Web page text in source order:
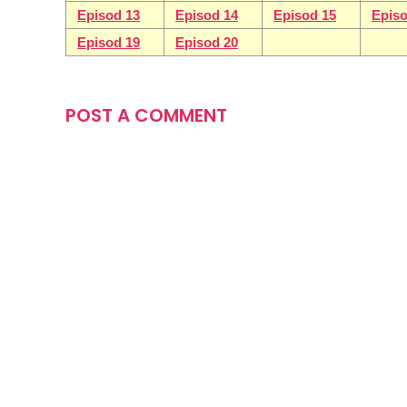
Episod 13
Episod 14 Episod 15
Episod 19
Episod 20
POST A COMMENT